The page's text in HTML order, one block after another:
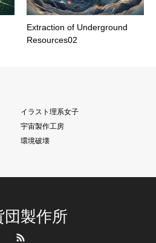
Extraction of Underground
Resources02
イラスト理系女子
宇宙製作工房
環境破壊
団製作所